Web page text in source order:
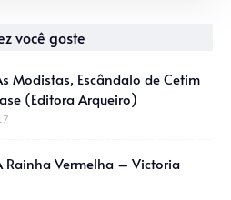
você goste
Modistas, Escândalo de Cetim
(Editora Arqueiro)
Rainha Vermelha – Victoria